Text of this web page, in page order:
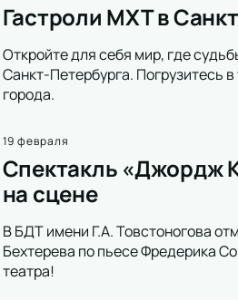
Гастроли МХТ в
Откройте для себя мир, где
Санкт-Петербурга. Погрузитесь
города.
19 февраля
Спектакль «Джордж
на сцене
В БДТ имени Г.А. Товстоногова
Бехтерева по пьесе Фредерика
театра!